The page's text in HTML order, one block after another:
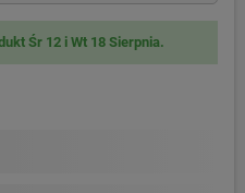
Śr 12 i Wt 18 Sierpnia.